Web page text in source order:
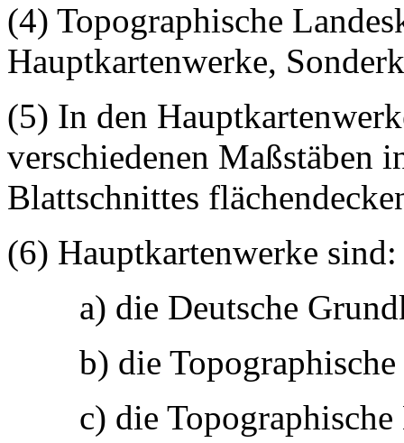
(4) Topographische
Hauptkartenwerke,
(5) In den
verschiedenen Maßstäben
Blattschnittes
(6) Hauptkartenwerke sind:
a) die Deutsche
b) die
c) die